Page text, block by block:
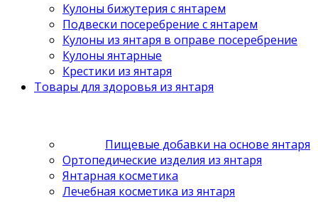
Кулоны бижутерия с янтарем
Подвески посеребрение с янтарем
Кулоны из янтаря в оправе посеребрение
Кулоны янтарные
Крестики из янтаря
Товары для здоровья из янтаря
Пищевые добавки на основе янтаря
Ортопедические изделия из янтаря
Янтарная косметика
Лечебная косметика из янтаря